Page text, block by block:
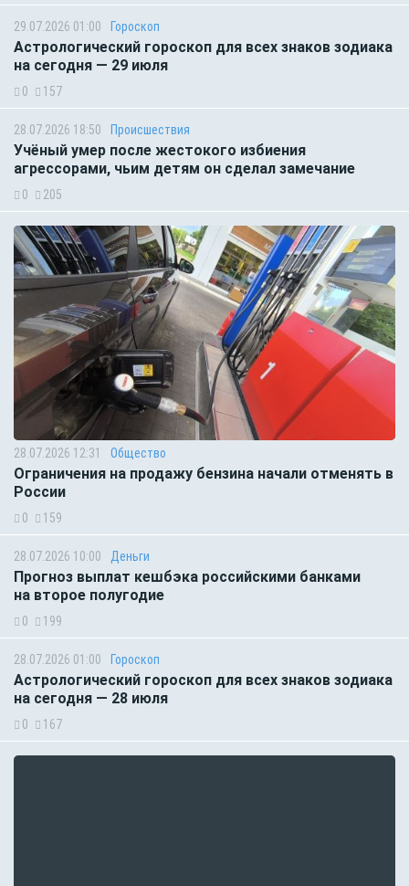
29.07.2026 01:00 Гороскоп
Астрологический гороскоп для всех знаков зодиака
на сегодня — 29 июля
0 157
28.07.2026 18:50 Происшествия
Учёный умер после жестокого избиения
агрессорами, чьим детям он сделал замечание
0 205
28.07.2026 12:31 Общество
Ограничения на продажу бензина начали отменять в
России
0 159
28.07.2026 10:00 Деньги
Прогноз выплат кешбэка российскими банками
на второе полугодие
0 199
28.07.2026 01:00 Гороскоп
Астрологический гороскоп для всех знаков зодиака
на сегодня — 28 июля
0 167